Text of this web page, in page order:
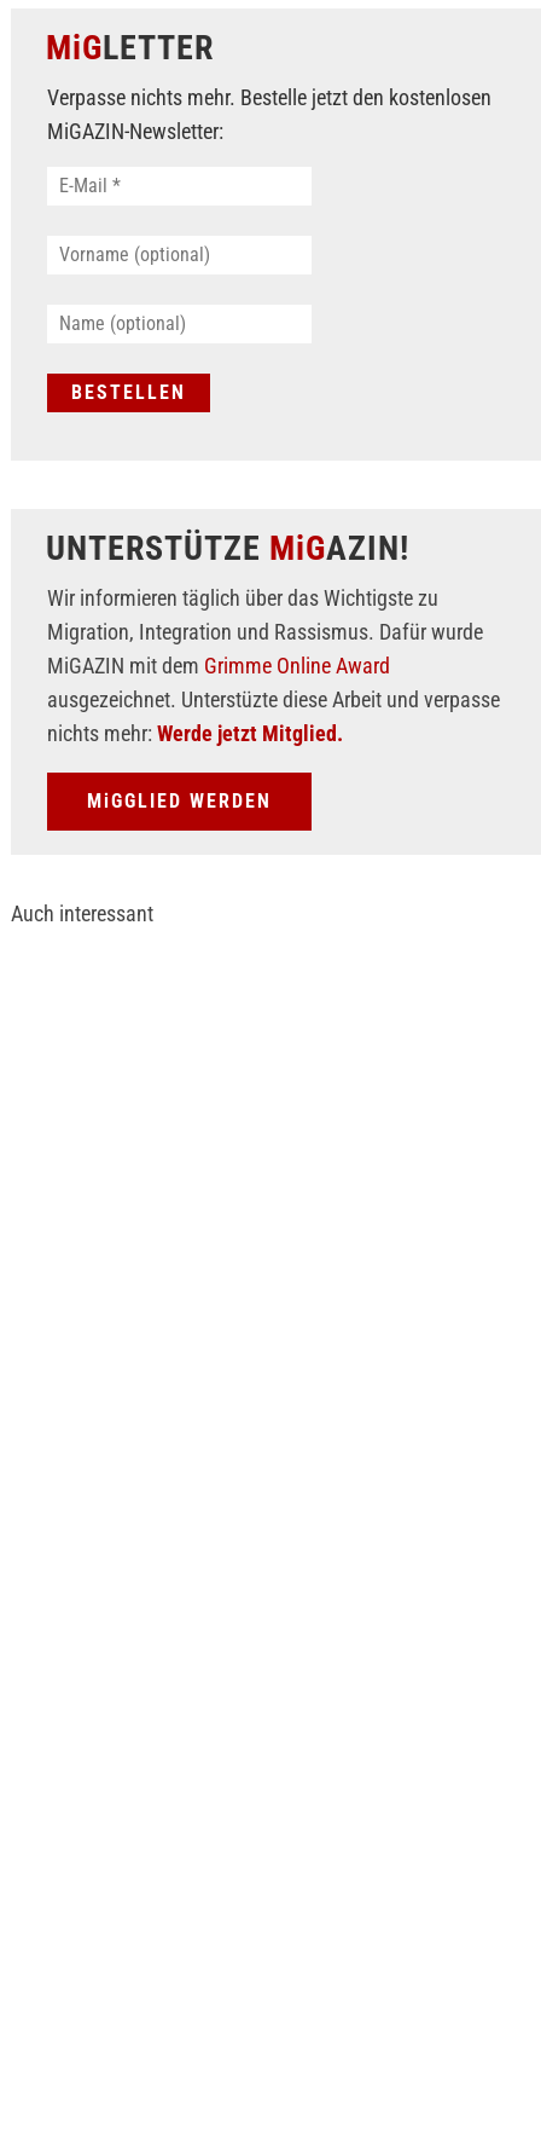
MiGLETTER
Verpasse nichts mehr. Bestelle jetzt den kostenlosen
MiGAZIN-Newsletter:
UNTERSTÜTZE MiGAZIN!
Wir informieren täglich über das Wichtigste zu
Migration, Integration und Rassismus. Dafür wurde
MiGAZIN mit dem Grimme Online Award
ausgezeichnet. Unterstüzte diese Arbeit und verpasse
nichts mehr: Werde jetzt Mitglied.
MiGGLIED WERDEN
Auch interessant